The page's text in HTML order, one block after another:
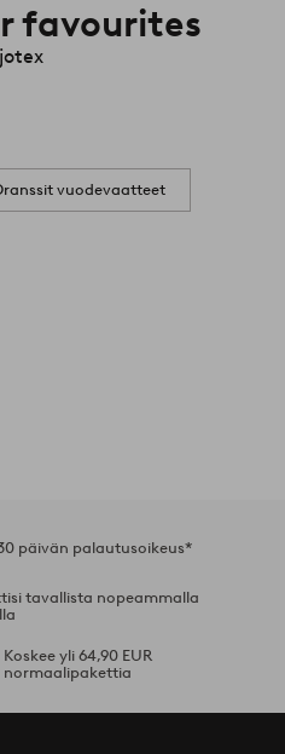
favourites
vuodevaatteet
päivän palautusoikeus*
tavallista nopeammalla
Koskee yli 64,90 EUR
normaalipakettia